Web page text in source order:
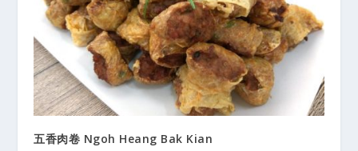
五香肉卷 Ngoh Heang Bak Kian